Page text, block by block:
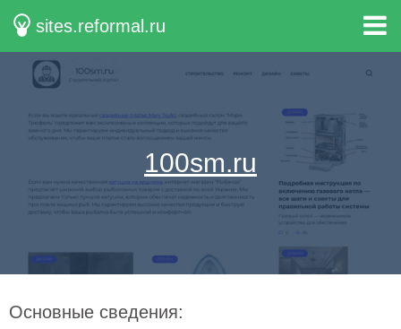
sites.reformal.ru
100sm.ru
Основные сведения: